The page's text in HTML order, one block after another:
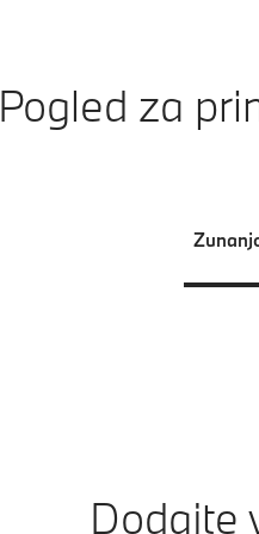
Pogled za
Dodajte